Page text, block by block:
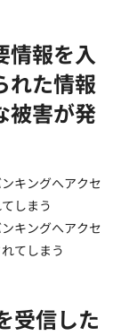
情報を入
れた情報
被害が発
キングへアクセ
しまう
キングへアクセ
てしまう
受信した